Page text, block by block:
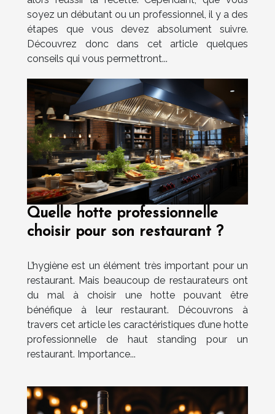
soyez un débutant ou un professionnel, il y a des
étapes que vous devez absolument suivre.
Découvrez donc dans cet article quelques
conseils qui vous permettront...
Quelle hotte professionnelle
choisir pour son restaurant ?
L’hygiène est un élément très important pour un
restaurant. Mais beaucoup de restaurateurs ont
du mal à choisir une hotte pouvant être
bénéfique à leur restaurant. Découvrons à
travers cet article les caractéristiques d’une hotte
professionnelle de haut standing pour un
restaurant. Importance...